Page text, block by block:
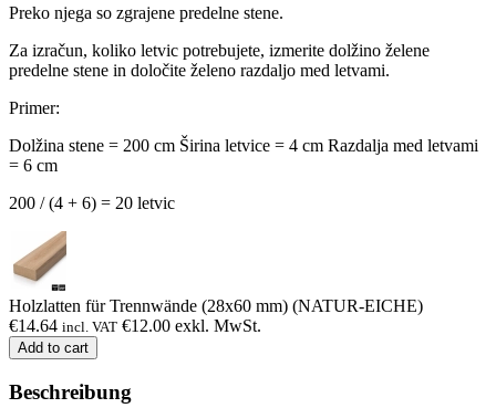
Preko njega so zgrajene predelne stene.
Za izračun, koliko letvic potrebujete, izmerite dolžino želene
predelne stene in določite želeno razdaljo med letvami.
Primer:
Dolžina stene = 200 cm Širina letvice = 4 cm Razdalja med letvami
= 6 cm
200 / (4 + 6) = 20 letvic
Holzlatten für Trennwände (28x60 mm) (NATUR-EICHE)
€14.64 incl. VAT €12.00 exkl. MwSt.
Add to cart
Beschreibung